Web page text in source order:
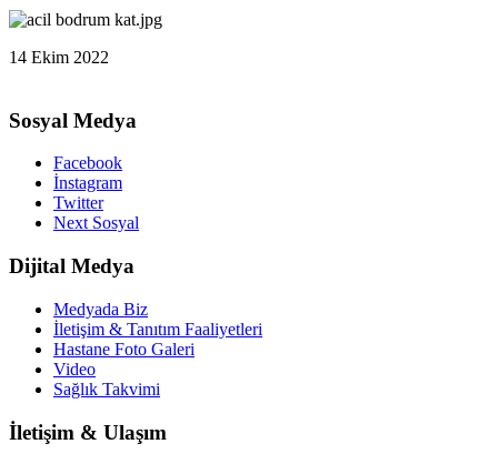
14 Ekim 2022
Sosyal Medya
Facebook
İnstagram
Twitter
Next Sosyal
Dijital Medya
Medyada Biz
İletişim & Tanıtım Faaliyetleri
Hastane Foto Galeri
Video
Sağlık Takvimi
İletişim & Ulaşım